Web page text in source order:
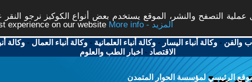
التصفح والنشر، الموقع يستخدم بعض أنواع الكوكيز نرجو
experience on our website
More info - المزيد
والفن -وكالة أنباء اليسار -وكالة أنباء العلمانية -وكالة أنباء العمال -وكالة
الاقتصاد - اخبار الطب والعلوم
الرئيسي لمؤسسة الحوار المتمدن